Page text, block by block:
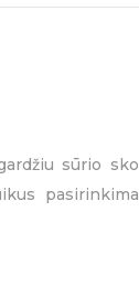
sūrio